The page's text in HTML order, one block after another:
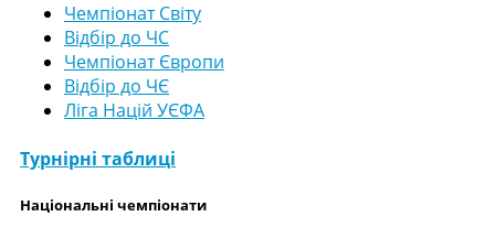
Чемпіонат Світу
Відбір до ЧС
Чемпіонат Європи
Відбір до ЧЄ
Ліга Націй УЄФА
Турнірні таблиці
Національні чемпіонати